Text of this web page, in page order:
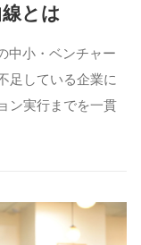
とは
中小・ベンチャー
足している企業に
ン実行までを一貫